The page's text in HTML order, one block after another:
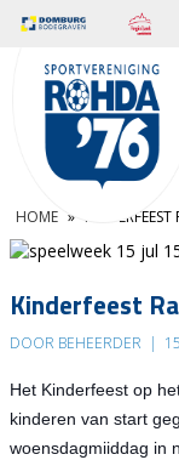
HOME »
Kinderfeest
DOOR BEHEERDER |
Het Kinderfeest op
kinderen van start
woensdagmiiddag in